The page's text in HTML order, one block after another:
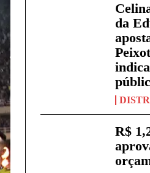
da
R$